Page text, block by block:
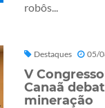
robôs...
Destaques 05/
V
Canaã
mineração